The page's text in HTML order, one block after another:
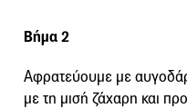
Βήμα 2
Αφρατεύουμε με
με τη μισή ζάχαρη και